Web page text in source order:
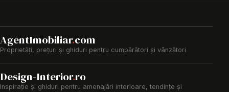
AgentImobiliar.com
Proprietăți, prețuri și ghiduri pentru cumpărători și vânzători
Design-Interior.ro
Inspirație și ghiduri pentru amenajări interioare, tendințe și